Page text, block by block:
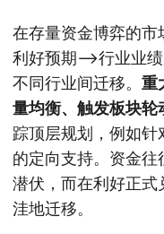
在存量资金博弈的市
利好预期—>行业业
不同行业间迁移。 重
量均衡、触发板块轮
踪顶层规划，例如
的定向支持。资金
潜伏，而在利好正式
洼地迁移。